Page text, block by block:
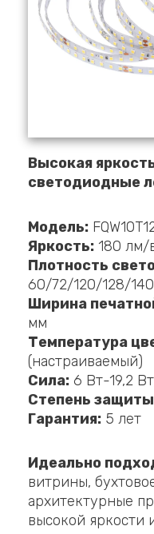
Высокая
светодиодные
Модель:
Яркость: 180 лм/
Плотность
60/72/120/128/
Ширина
мм
Температура
(настраиваемый)
Сила: 6 Вт-19,2
Степень защиты
Гарантия: 5 лет
Идеально
витрины,
архитектурные
высокой яркости